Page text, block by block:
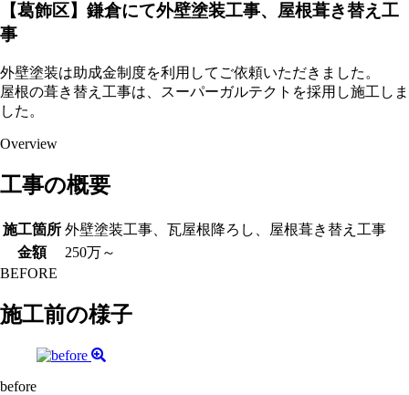
【葛飾区】鎌倉にて外壁塗装工事、屋根葺き替え工
事
外壁塗装は助成金制度を利用してご依頼いただきました。
屋根の葺き替え工事は、スーパーガルテクトを採用し施工しま
した。
Overview
工事の概要
施工箇所 外壁塗装工事、瓦屋根降ろし、屋根葺き替え工事
金額
250万～
BEFORE
施工前の様子
before